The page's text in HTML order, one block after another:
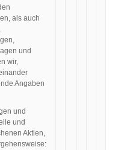
als auch
und
wir,
Angaben
und
und
Aktien,